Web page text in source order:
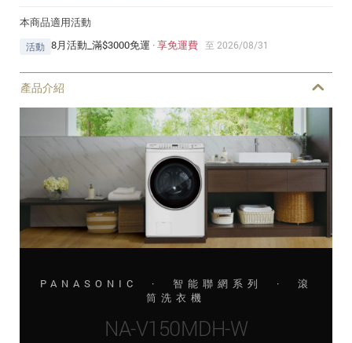
本商品適用活動
活動 8月活動_滿$3000免運 ·享免運費 至 2026/08/31
產品介紹
PANASONIC · 智能聯網系列 · 滾
筒洗衣機
NA-V150MDH-W